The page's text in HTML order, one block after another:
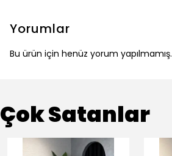
Yorumlar
Bu ürün için henüz yorum yapılmamış.
Çok Satanlar